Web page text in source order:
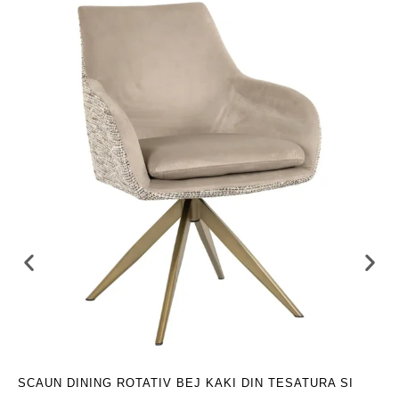
SCAUN DINING ROTATIV BEJ KAKI DIN TESATURA SI